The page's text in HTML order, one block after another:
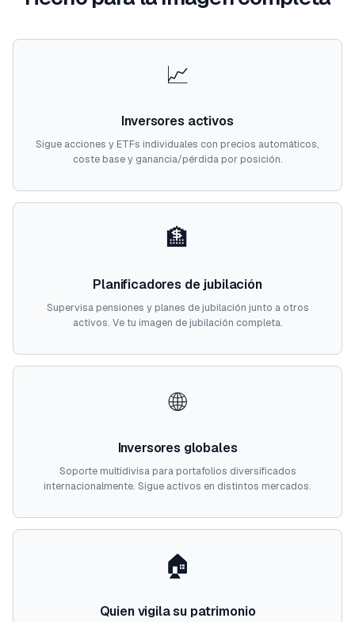
📈
Inversores activos
Sigue acciones y ETFs individuales con precios automáticos,
coste base y ganancia/pérdida por posición.
🏦
Planificadores de jubilación
Supervisa pensiones y planes de jubilación junto a otros
activos. Ve tu imagen de jubilación completa.
🌐
Inversores globales
Soporte multidivisa para portafolios diversificados
internacionalmente. Sigue activos en distintos mercados.
🏠
Quien vigila su patrimonio